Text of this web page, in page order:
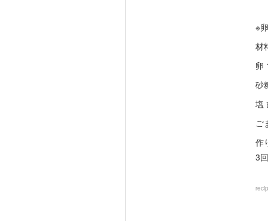
※
材
卵
砂
塩
ご
作
3